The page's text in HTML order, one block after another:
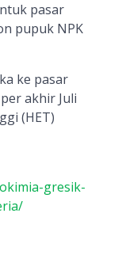
pasar
pupuk NPK
ke pasar
akhir Juli
(HET)
gresik-